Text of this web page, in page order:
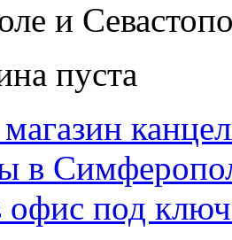
и
пуста